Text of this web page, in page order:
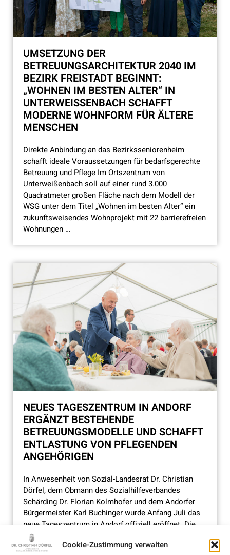
Cookie-Zustimmung verwalten
UMSETZUNG DER
BETREUUNGSARCHITEKTUR 2040 IM
BEZIRK FREISTADT BEGINNT:
„WOHNEN IM BESTEN ALTER“ IN
UNTERWEISSENBACH SCHAFFT M
ODERNE WOHNFORM FÜR ÄLTERE M
ENSCHEN
Direkte Anbindung an das Bezirksseniorenheim
schafft ideale Voraussetzungen für bedarfsgerechte
Betreuung und Pflege Im Ortszentrum von
Unterweißenbach soll auf einer rund 3.000
Quadratmeter großen Fläche nach dem Modell der
WSG unter dem Titel „Wohnen im besten Alter“ ein
zukunftsweisendes Wohnprojekt mit 22 barrierefreien
Wohnungen …
NEUES TAGESZENTRUM IN ANDORF
ERGÄNZT BESTEHENDE
BETREUUNGSMODELLE UND SCHAFFT
ENTLASTUNG VON PFLEGENDEN
ANGEHÖRIGEN
In Anwesenheit von Sozial-Landesrat Dr. Christian
Dörfel, dem Obmann des Sozialhilfeverbandes
Schärding Dr. Florian Kolmhofer und dem Andorfer
Bürgermeister Karl Buchinger wurde Anfang Juli das
neue Tageszentrum in Andorf offiziell eröffnet. Die
barrierefreien Räumlichkeiten befinden sich im
Erdgeschoss des Bezirksalten- und Pflegeheimes und